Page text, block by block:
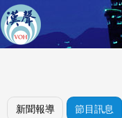
新聞報導 節目訊息